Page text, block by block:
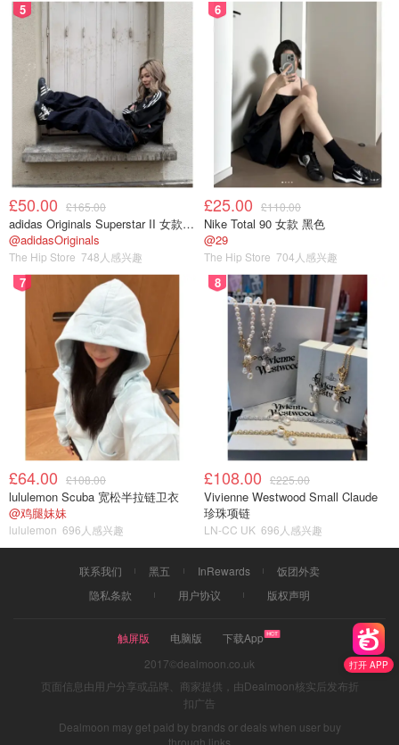
打开 APP
5
£50.00 £165.00
adidas Originals Superstar II 女款串珠休闲鞋 黑色
@adidasOriginals
The Hip Store 748人感兴趣
6
£25.00 £110.00
Nike Total 90 女款 黑色
@29
The Hip Store 704人感兴趣
7
£64.00 £108.00
lululemon Scuba 宽松半拉链卫衣
@鸡腿妹妹
lululemon 696人感兴趣
8
£108.00 £225.00
Vivienne Westwood Small Claude
珍珠项链
LN-CC UK 696人感兴趣
联系我们 黑五 InRewards
饭团外卖
隐私条款
用户协议 版权声明
触屏版 电脑版
下载App
2017©dealmoon.co.uk
页面信息由用户分享或品牌、商家提供，由Dealmoon核实后发布折
扣广告
Dealmoon may get paid by brands or deals when user buy
through links